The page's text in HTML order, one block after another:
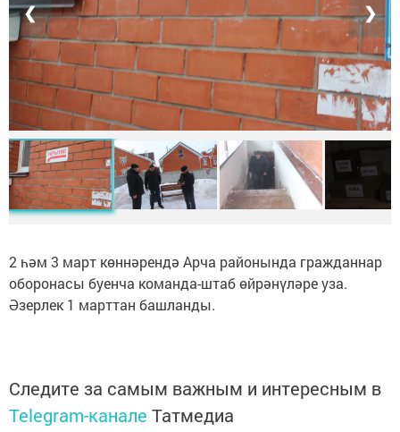
❮ ❯
2 һәм 3 март көннәрендә Арча районында гражданнар
оборонасы буенча команда-штаб өйрәнүләре уза.
Әзерлек 1 марттан башланды.
Следите за самым важным и интересным в
Telegram-канале Татмедиа